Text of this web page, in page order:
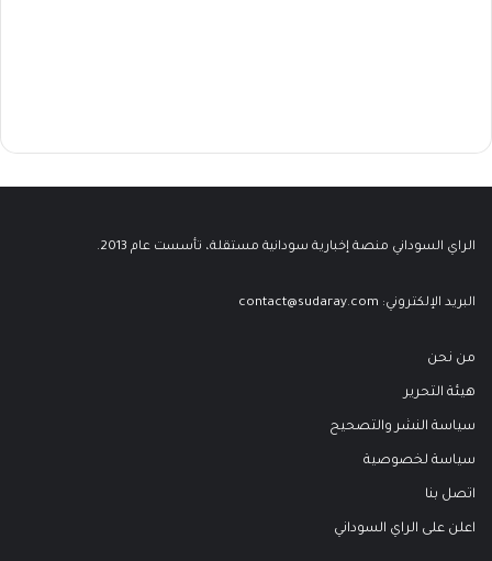
الراي السوداني منصة إخبارية سودانية مستقلة، تأسست عام 2013.
البريد الإلكتروني: contact@sudaray.com
من نحن
هيئة التحرير
سياسة النشر والتصحيح
سياسة لخصوصية
اتصل بنا
اعلن على الراي السوداني